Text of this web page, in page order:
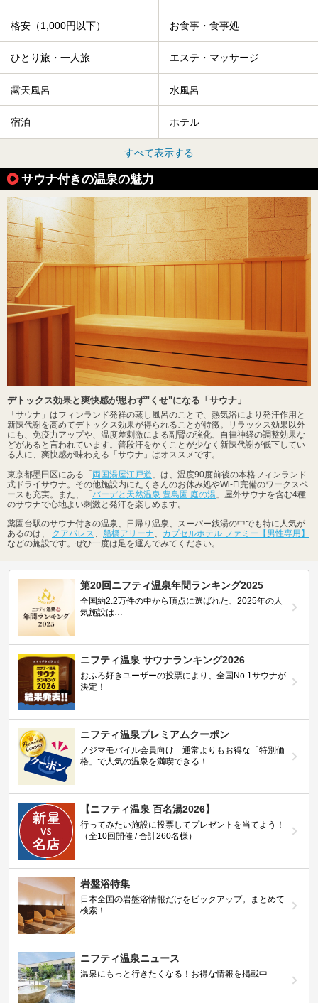
格安（1,000円以下） お食事・食事処
ひとり旅・一人旅 エステ・マッサージ
露天風呂 水風呂
宿泊 ホテル
すべて表示する
サウナ付きの温泉の魅力
デトックス効果と爽快感が思わず"くせ"になる「サウナ」
「サウナ」はフィンランド発祥の蒸し風呂のことで、熱気浴により発汗作用と
新陳代謝を高めてデトックス効果が得られることが特徴。リラックス効果以外
にも、免疫力アップや、温度差刺激による副腎の強化、自律神経の調整効果な
どがあると言われています。普段汗をかくことが少なく新陳代謝が低下してい
る人に、爽快感が味わえる「サウナ」はオススメです。
東京都墨田区にある「 両国湯屋江戸遊 」は、温度90度前後の本格フィンランド
式ドライサウナ。その他施設内にたくさんのお休み処やWi-Fi完備のワークスペ
ースも充実。また、「 バーデと天然温泉 豊島園 庭の湯 」屋外サウナを含む4種
のサウナで心地よい刺激と発汗を楽しめます。
薬園台駅のサウナ付きの温泉、日帰り温泉、スーパー銭湯の中でも特に人気が
あるのは、 クアパレス、 船橋アリーナ、 カプセルホテル ファミー【男性専用】
などの施設です。ぜひ一度は足を運んでみてください。
第20回ニフティ温泉年間ランキング2025
全国約2.2万件の中から頂点に選ばれた、2025年の人
気施設は…
ニフティ温泉 サウナランキング2026
おふろ好きユーザーの投票により、全国No.1サウナが
決定！
ニフティ温泉プレミアムクーポン
ノジマモバイル会員向け 通常よりもお得な「特別価
格」で人気の温泉を満喫できる！
【ニフティ温泉 百名湯2026】
行ってみたい施設に投票してプレゼントを当てよう！
（全10回開催 / 合計260名様）
岩盤浴特集
日本全国の岩盤浴情報だけをピックアップ。まとめて
検索！
ニフティ温泉ニュース
温泉にもっと行きたくなる！お得な情報を掲載中